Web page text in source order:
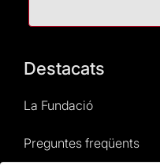
Destacats
La Fundació
Preguntes freqüents